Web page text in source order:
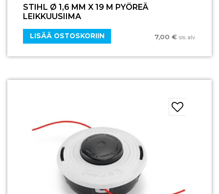
STIHL Ø 1,6 MM X 19 M PYÖREÄ
LEIKKUUSIIMA
7,00 € sis. alv.
LISÄÄ OSTOSKORIIN